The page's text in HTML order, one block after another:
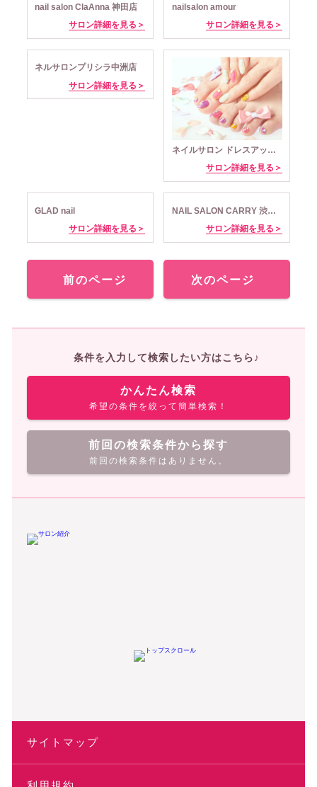
nail salon ClaAnna 神田店
サロン詳細を見る＞
nailsalon amour
サロン詳細を見る＞
ネルサロンプリシラ中洲店
サロン詳細を見る＞
ネイルサロン ドレスアップ 柏店
サロン詳細を見る＞
GLAD nail
サロン詳細を見る＞
NAIL SALON CARRY 渋谷店
サロン詳細を見る＞
前のページ 次のページ
条件を入力して検索したい方はこちら♪
かんたん検索
希望の条件を絞って簡単検索！
前回の検索条件から探す
前回の検索条件はありません。
サイトマップ